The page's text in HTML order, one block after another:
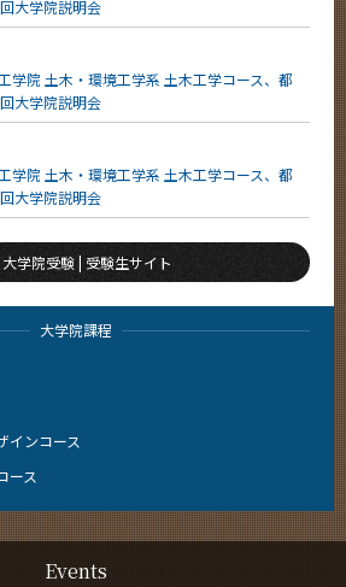
大学院説明会
学院 土木・環境工学系 土木工学コース、都
大学院説明会
学院 土木・環境工学系 土木工学コース、都
大学院説明会
大学院受験 | 受験生サイト
大学院課程
インコース
ース
Events